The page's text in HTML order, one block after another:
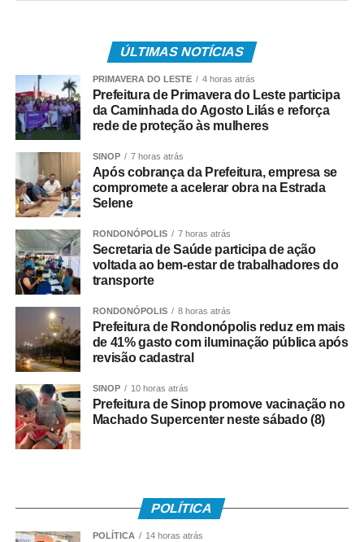
TCE-MT, conselheiro Sérgio Ricardo, de ampliar o
diálogo com diferentes setores da sociedade e orientar
gestores públicos e o setor produtivo sobre os efeitos da
Reforma Tributária e seus reflexos no desenvolvimento
econômico do estado.
Para Albano, o novo modelo representa um avanço na
transparência do sistema tributário e na promoção de um
ambiente econômico mais justo. “Passamos a ter um
sistema tributário transparente, verdadeiro, em que quem
age corretamente paga e quem agia de forma incorreta
também terá que pagar. Isso, na minha avaliação,
democratiza o ambiente econômico.”
O presidente da Copsfid também ressaltou o papel
orientativo do Tribunal de Contas durante o período de
transição. “Nossa atuação tem sido voltada,
desenvolvimento econômico. Temos procurado mostrar
que a Reforma Tributária apresenta mais pontos positivos
do que negativos.”
oportunidades de crescimento. “Mato Grosso possui uma
riqueza amplamente reconhecida, mas que ainda está
ÚLTIMAS NOTÍCIAS
PRIMAVERA DO LESTE 4 horas atrás
Prefeitura de Primavera do Leste participa
da Caminhada do Agosto Lilás e reforça
rede de proteção às mulheres
SINOP 7 horas atrás
Após cobrança da Prefeitura, empresa se
compromete a acelerar obra na Estrada
Selene
RONDONÓPOLIS 7 horas atrás
Secretaria de Saúde participa de ação
voltada ao bem-estar de trabalhadores do
transporte
RONDONÓPOLIS 8 horas atrás
Prefeitura de Rondonópolis reduz em mais
de 41% gasto com iluminação pública após
revisão cadastral
SINOP 10 horas atrás
Prefeitura de Sinop promove vacinação no
Machado Supercenter neste sábado (8)
POLÍTICA
POLÍTICA 14 horas atrás